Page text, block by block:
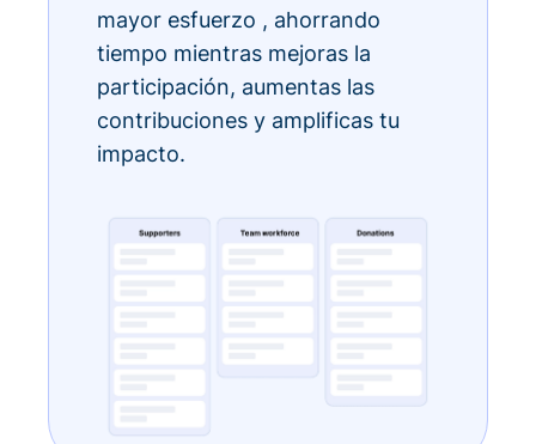
mayor esfuerzo , ahorrando
tiempo mientras mejoras la
participación, aumentas las
contribuciones y amplificas tu
impacto.